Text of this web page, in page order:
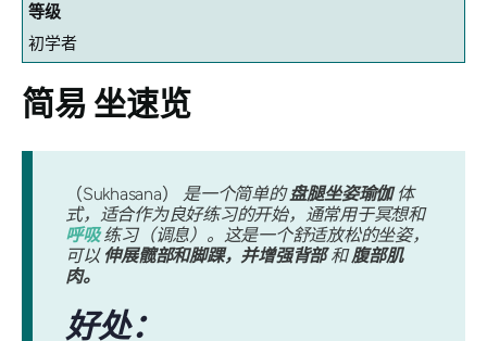
等级
初学者
简易 坐速览
（Sukhasana） 是一个简单的盘腿坐姿瑜伽体
式，适合作为良好练习的开始，通常用于冥想和
呼吸练习（调息）。这是一个舒适放松的坐姿，
可以 伸展髋部和脚踝，并增强背部和腹部肌
肉。
好处：